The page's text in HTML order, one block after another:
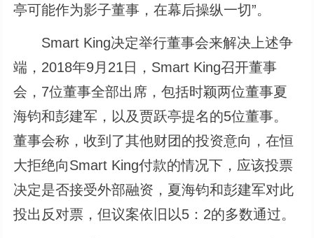
亭可能作为影子董事，在幕后操纵一切”。
Smart King决定举行董事会来解决上述争
端，2018年9月21日，Smart King召开董事
会，7位董事全部出席，包括时颖两位董事夏
海钧和彭建军，以及贾跃亭提名的5位董事。
董事会称，收到了其他财团的投资意向，在恒
大拒绝向Smart King付款的情况下，应该投票
决定是否接受外部融资，夏海钧和彭建军对此
投出反对票，但议案依旧以5：2的多数通过。